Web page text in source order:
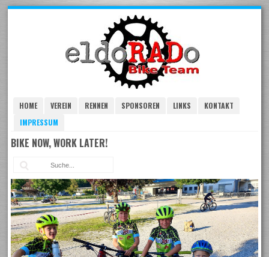
HOME VEREIN RENNEN SPONSOREN LINKS
KONTAKT
IMPRESSUM
BIKE NOW, WORK LATER!